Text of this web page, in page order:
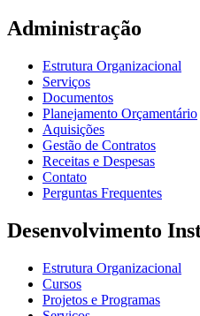
Administração
Estrutura Organizacional
Serviços
Documentos
Planejamento Orçamentário
Aquisições
Gestão de Contratos
Receitas e Despesas
Contato
Perguntas Frequentes
Desenvolvimento
Estrutura Organizacional
Cursos
Projetos e Programas